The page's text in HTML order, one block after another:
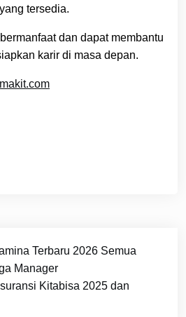
tersedia.
dan dapat membantu
karir di masa depan.
Terbaru 2026 Semua
Manager
Kitabisa 2025 dan